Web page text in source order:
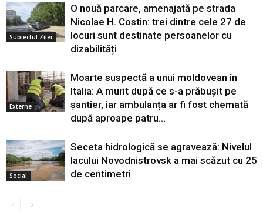
Subiectul Zilei
O nouă parcare, amenajată pe strada
Nicolae H. Costin: trei dintre cele 27 de
locuri sunt destinate persoanelor cu
dizabilități
Externe
Moarte suspectă a unui moldovean în
Italia: A murit după ce s-a prăbușit pe
șantier, iar ambulanța ar fi fost chemată
după aproape patru...
Social
Seceta hidrologică se agravează: Nivelul
lacului Novodnistrovsk a mai scăzut cu 25
de centimetri